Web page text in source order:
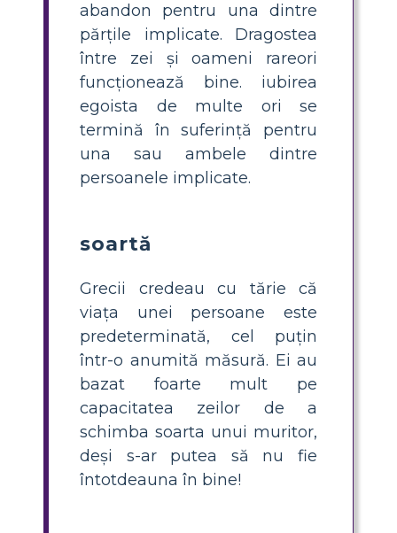
abandon pentru una dintre
părțile implicate. Dragostea
între zei și oameni rareori
funcționează bine. iubirea
egoista de multe ori se
termină în suferință pentru
una sau ambele dintre
persoanele implicate.
soartă
Grecii credeau cu tărie că
viața unei persoane este
predeterminată, cel puțin
într-o anumită măsură. Ei au
bazat foarte mult pe
capacitatea zeilor de a
schimba soarta unui muritor,
deși s-ar putea să nu fie
întotdeauna în bine!